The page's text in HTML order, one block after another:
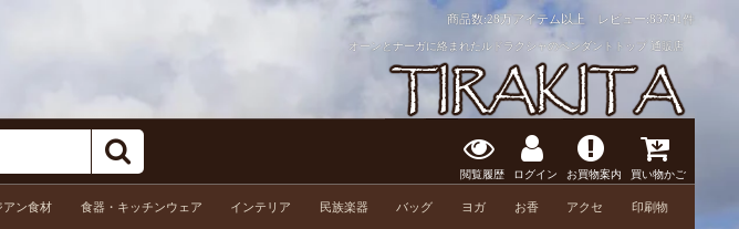
商品数:28万アイテム以上 レビュー:83791件
オーンとナーガに絡まれたルドラクシャのペンダントトップ 通販店
閲覧履歴 ログイン お買物案内 買い物かご
アン食材 食器・キッチンウェア インテリア 民族楽器 バッグ ヨガ お香 アクセ 印刷物